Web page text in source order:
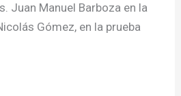
Juan Manuel Barboza en la
Gómez, en la prueba